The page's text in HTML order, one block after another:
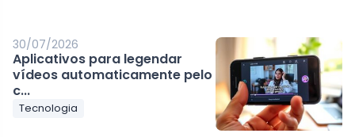
30/07/2026
Aplicativos para legendar
vídeos automaticamente pelo
c...
Tecnologia